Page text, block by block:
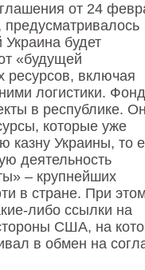
от 24
предусматривалось
будет
«будущей
ресурсов, включая
логистики. Фонд
в республике.
которые уже
казну Украины, то
деятельность
– крупнейших
в стране. При
либо ссылки на
США, на
в обмен на